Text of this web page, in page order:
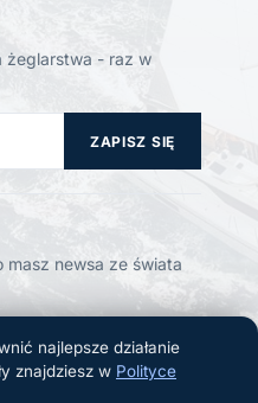
żeglarstwa - raz w
ZAPISZ SIĘ
masz newsa ze świata
najlepsze działanie
znajdziesz w Polityce